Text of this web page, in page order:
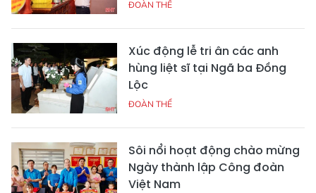
ĐOÀN THỂ
Xúc động lễ tri ân các anh
hùng liệt sĩ tại Ngã ba Đồng
Lộc
ĐOÀN THỂ
Sôi nổi hoạt động chào mừng
Ngày thành lập Công đoàn
Việt Nam